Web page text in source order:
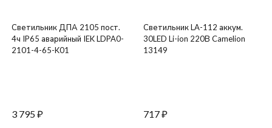
Светильник ДПА 2105 пост.
4ч IP65 аварийный IEK LDPA0-
2101-4-65-K01
3 795₽
Светильник LA-112 аккум.
30LED Li-ion 220В Camelion
13149
717₽